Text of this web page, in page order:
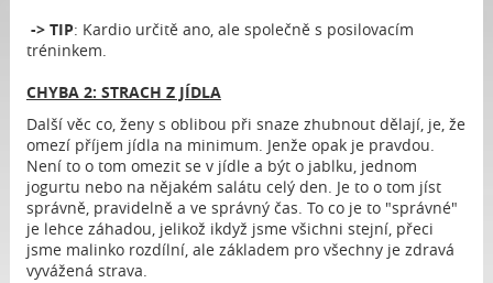
-> TIP: Kardio určitě ano, ale společně s posilovacím
tréninkem.
CHYBA 2: STRACH Z JÍDLA
Další věc co, ženy s oblibou při snaze zhubnout dělají, je, že
omezí příjem jídla na minimum. Jenže opak je pravdou.
Není to o tom omezit se v jídle a být o jablku, jednom
jogurtu nebo na nějakém salátu celý den. Je to o tom jíst
správně, pravidelně a ve správný čas. To co je to "správné"
je lehce záhadou, jelikož ikdyž jsme všichni stejní, přeci
jsme malinko rozdílní, ale základem pro všechny je zdravá
vyvážená strava.